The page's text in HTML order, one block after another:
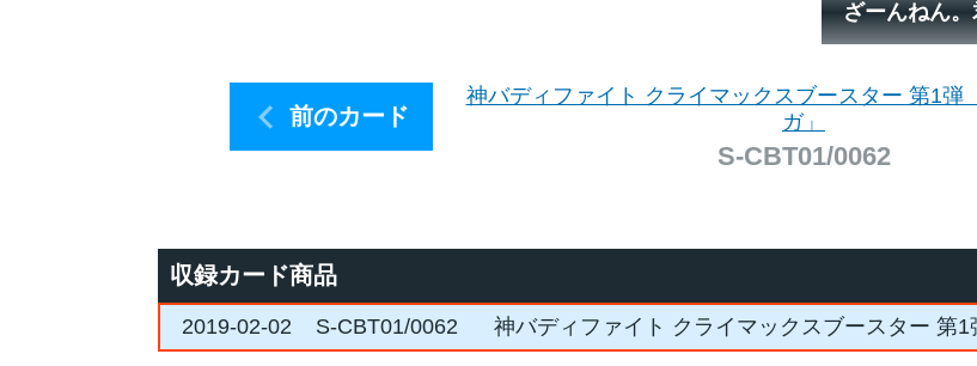
ざーんねん
前のカード
神バディファイト クライマックスブースター 第1弾
ガ」
S-CBT01/0062
収録カード商品
2019-02-02 S-CBT01/0062 神バディファイト クライマックスブースター 第1